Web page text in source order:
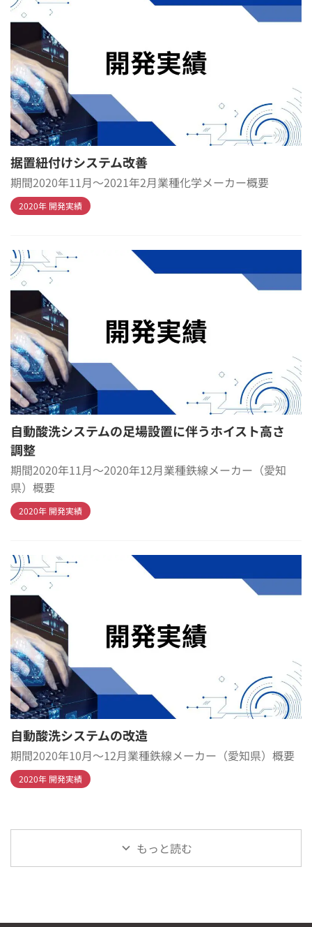
据置紐付けシステム改善
期間2020年11月～2021年2月業種化学メーカー概要
2020年 開発実績
自動酸洗システムの足場設置に伴うホイスト高さ
調整
期間2020年11月～2020年12月業種鉄線メーカー（愛知
県）概要
2020年 開発実績
自動酸洗システムの改造
期間2020年10月～12月業種鉄線メーカー（愛知県）概要
2020年 開発実績
もっと読む